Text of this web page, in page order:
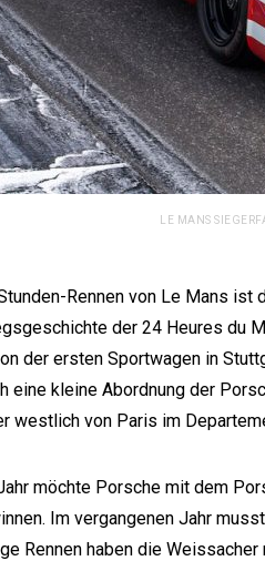
LE MANS
Rennen von Le Mans ist
der 24 Heures du
der ersten Sportwagen in
eine kleine Abordnung der
westlich von Paris im
möchte Porsche mit dem
Im vergangenen Jahr
Rennen haben die